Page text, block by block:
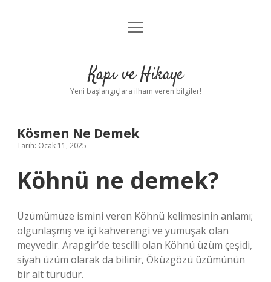
Anasayfa
Yasal Uyarı
menüyü
Kapı ve Hikaye
Yeni başlangıçlara ilham veren bilgiler!
Kösmen Ne Demek
Tarih: Ocak 11, 2025
Köhnü ne demek?
Üzümümüze ismini veren Köhnü kelimesinin anlamı;
olgunlaşmış ve içi kahverengi ve yumuşak olan
meyvedir. Arapgir’de tescilli olan Köhnü üzüm çeşidi,
siyah üzüm olarak da bilinir, Öküzgözü üzümünün
bir alt türüdür.